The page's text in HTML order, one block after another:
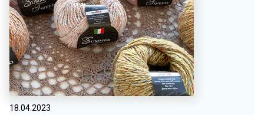
18.04.2023